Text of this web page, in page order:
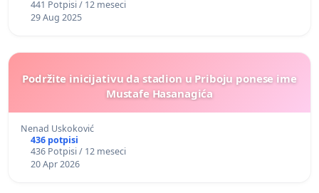
441 Potpisi / 12 meseci
29 Aug 2025
Podržite inicijativu da stadion u Priboju ponese ime
Mustafe Hasanagića
Nenad Uskoković
436 potpisi
436 Potpisi / 12 meseci
20 Apr 2026